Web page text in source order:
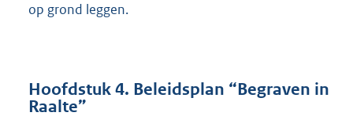
op grond leggen.
Hoofdstuk 4. Beleidsplan “Begraven in
Raalte”